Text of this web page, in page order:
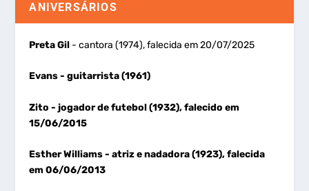
ANIVERSÁRIOS
Preta Gil - cantora (1974), falecida em 20/07/2025
Evans- guitarrista (1961)
Zito- jogador de futebol (1932), falecido em
15/06/2015
Esther Williams- atriz e nadadora (1923), falecida
em 06/06/2013